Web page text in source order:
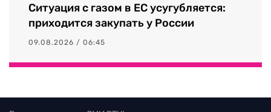
Ситуация с газом в ЕС усугубляется:
приходится закупать у России
09.08.2026 / 06:45